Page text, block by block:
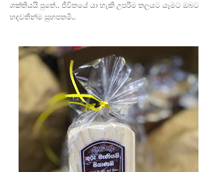
ශක්තියයි පුතේ.. ජීවිතයේ යා හැකි උපරිම තලයට යෑමට ඔබට
හදවතින්ම සුභපතමි..